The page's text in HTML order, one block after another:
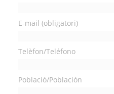
E-mail (obligatori)
Telèfon/Teléfono
Població/Población